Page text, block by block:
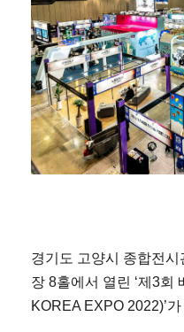
경기도 고양시 종합전시
장 8홀에서 열린 ‘제3회
KOREA EXPO 2022)’